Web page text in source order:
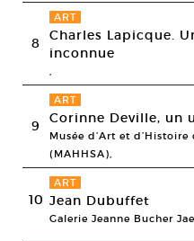
8
ART
Charles Lapicque.
inconnue
,
9
ART
Corinne Deville, un
Musée d’Art et
(MAHHSA),
10
ART
Jean Dubuffet
Galerie Jeanne Bucher